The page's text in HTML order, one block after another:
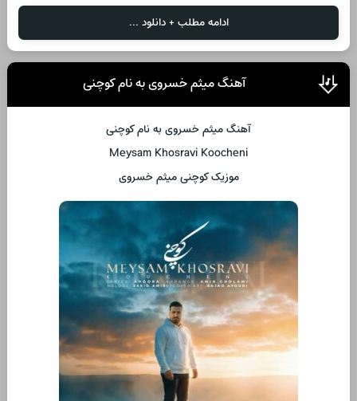
ادامه مطلب + دانلود ...
آهنگ میثم خسروی به نام کوچنی
آهنگ میثم خسروی به نام کوچنی
Meysam Khosravi Koocheni
موزیک کوچنی میثم خسروی